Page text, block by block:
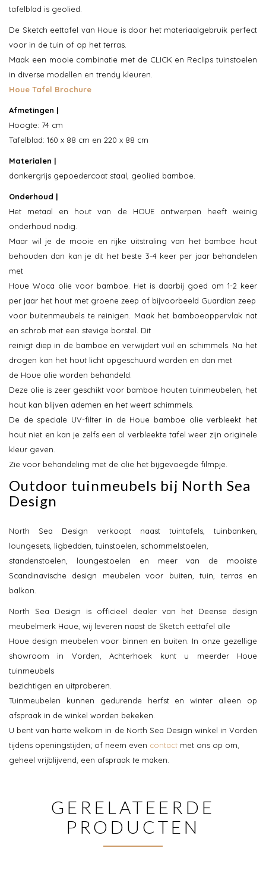
tafelblad is geolied.
De Sketch eettafel van Houe is door het materiaalgebruik perfect
voor in de tuin of op het terras.
Maak een mooie combinatie met de CLICK en Reclips tuinstoelen
in diverse modellen en trendy kleuren.
Houe Tafel Brochure
Afmetingen |
Hoogte: 74 cm
Tafelblad: 160 x 88 cm en 220 x 88 cm
Materialen |
donkergrijs gepoedercoat staal, geolied bamboe.
Onderhoud |
Het metaal en hout van de HOUE ontwerpen heeft weinig
onderhoud nodig.
Maar wil je de mooie en rijke uitstraling van het bamboe hout
behouden dan kan je dit het beste 3-4 keer per jaar behandelen
met
Houe Woca olie voor bamboe. Het is daarbij goed om 1-2 keer
per jaar het hout met groene zeep of bijvoorbeeld Guardian zeep
voor buitenmeubels te reinigen. Maak het bamboeoppervlak nat
en schrob met een stevige borstel. Dit
reinigt diep in de bamboe en verwijdert vuil en schimmels. Na het
drogen kan het hout licht opgeschuurd worden en dan met
de Houe olie worden behandeld.
Deze olie is zeer geschikt voor bamboe houten tuinmeubelen, het
hout kan blijven ademen en het weert schimmels.
De de speciale UV-filter in de Houe bamboe olie verbleekt het
hout niet en kan je zelfs een al verbleekte tafel weer zijn originele
kleur geven.
Zie voor behandeling met de olie het bijgevoegde filmpje.
Outdoor tuinmeubels bij North Sea
Design
North Sea Design verkoopt naast tuintafels, tuinbanken,
loungesets, ligbedden, tuinstoelen, schommelstoelen,
standenstoelen, loungestoelen en meer van de mooiste
Scandinavische design meubelen voor buiten, tuin, terras en
balkon.
North Sea Design is officieel dealer van het Deense design
meubelmerk Houe, wij leveren naast de Sketch eettafel alle
Houe design meubelen voor binnen en buiten. In onze gezellige
showroom in Vorden, Achterhoek kunt u meerder Houe
tuinmeubels
bezichtigen en uitproberen.
Tuinmeubelen kunnen gedurende herfst en winter alleen op
afspraak in de winkel worden bekeken.
U bent van harte welkom in de North Sea Design winkel in Vorden
tijdens openingstijden; of neem even contact met ons op om,
geheel vrijblijvend, een afspraak te maken.
GERELATEERDE
PRODUCTEN